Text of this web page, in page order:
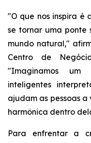
"O que nos inspira é
se tornar uma ponte
mundo natural,"
Centro de
"Imaginamos
inteligentes
ajudam as pessoas
harmônica dentro
Para enfrentar a